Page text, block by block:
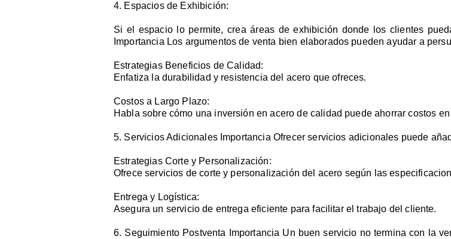
4. Espacios de Exhibición:
Si el espacio lo permite, crea áreas de exhibición donde los clientes
Importancia Los argumentos de venta bien elaborados pueden ayudar a
Estrategias Beneficios de Calidad:
Enfatiza la durabilidad y resistencia del acero que ofreces.
Costos a Largo Plazo:
Habla sobre cómo una inversión en acero de calidad puede ahorrar costos
5. Servicios Adicionales Importancia Ofrecer servicios adicionales puede
Estrategias Corte y Personalización:
Ofrece servicios de corte y personalización del acero según las
Entrega y Logística:
Asegura un servicio de entrega eficiente para facilitar el trabajo del cliente.
6. Seguimiento Postventa Importancia Un buen servicio no termina con la